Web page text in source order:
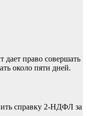
право совершать
около пяти дней.
справку 2-НДФЛ за